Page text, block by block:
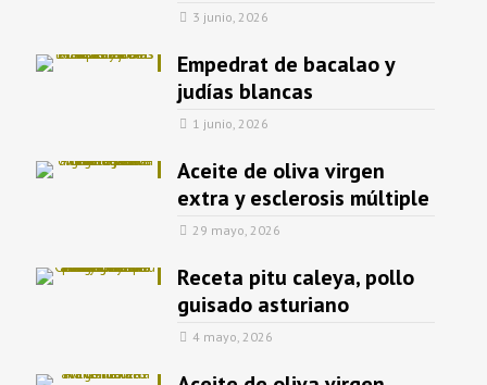
3 junio, 2026
Empedrat de bacalao y
judías blancas
1 junio, 2026
Aceite de oliva virgen
extra y esclerosis múltiple
29 mayo, 2026
Receta pitu caleya, pollo
guisado asturiano
4 mayo, 2026